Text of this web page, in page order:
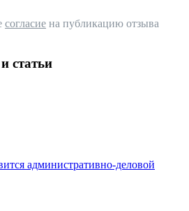
согласие на публикацию отзыва
статьи
административно-деловой